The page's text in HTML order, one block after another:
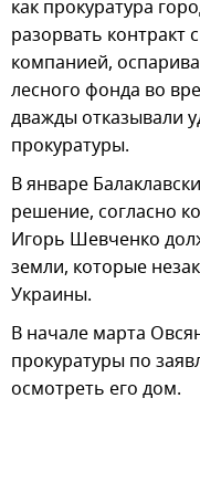
как прокуратура
разорвать контракт
компанией,
лесного фонда во
дважды отказывали
прокуратуры.
В январе
решение, согласно
Игорь Шевченко
земли, которые
Украины.
В начале марта
прокуратуры по
осмотреть его дом.